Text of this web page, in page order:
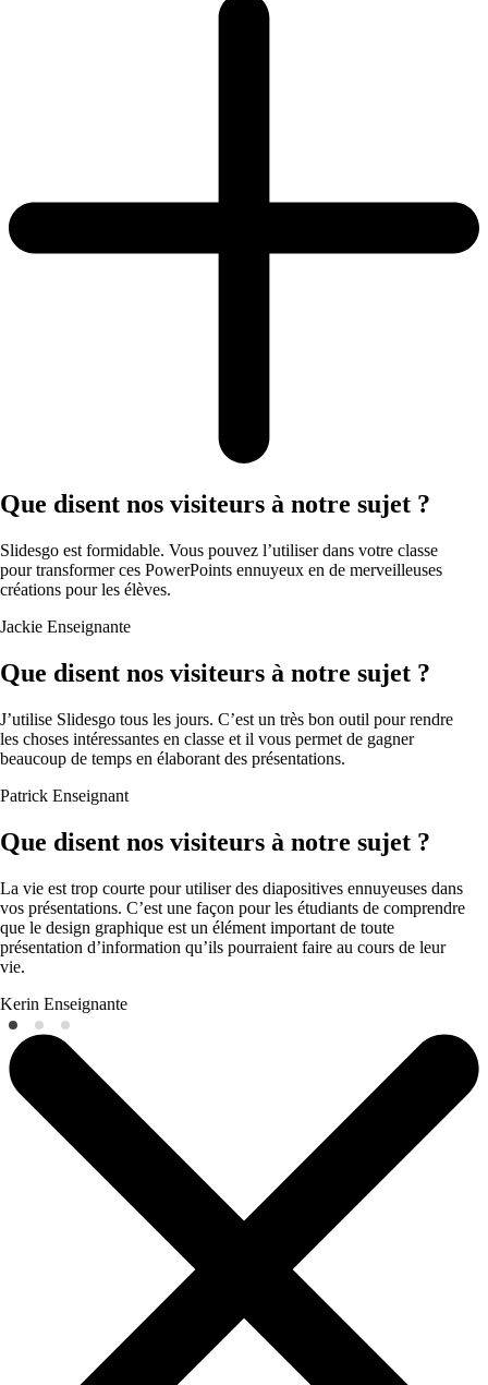
Que disent nos visiteurs à notre sujet ?
Slidesgo est formidable. Vous pouvez l’utiliser dans votre classe
pour transformer ces PowerPoints ennuyeux en de merveilleuses
créations pour les élèves.
Jackie Enseignante
Que disent nos visiteurs à notre sujet ?
J’utilise Slidesgo tous les jours. C’est un très bon outil pour rendre
les choses intéressantes en classe et il vous permet de gagner
beaucoup de temps en élaborant des présentations.
Patrick Enseignant
Que disent nos visiteurs à notre sujet ?
La vie est trop courte pour utiliser des diapositives ennuyeuses dans
vos présentations. C’est une façon pour les étudiants de comprendre
que le design graphique est un élément important de toute
présentation d’information qu’ils pourraient faire au cours de leur
vie.
Kerin Enseignante